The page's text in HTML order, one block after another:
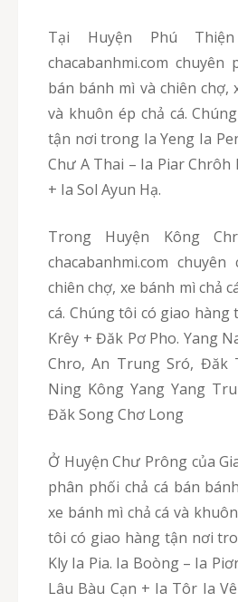
Tại Huyện Phú Thiện của Gia Lai,
chacabanhmi.com chuyên
bán bánh mì và chiên chợ,
và khuôn ép chả cá.
tận nơi trong Ia Yeng Ia
Chư A Thai – Ia Piar Chrôh
+ Ia Sol Ayun Hạ.
Trong Huyện Kông Chro của Gia Lai,
chacabanhmi.com
chiên chợ, xe bánh mì chả
cá. Chúng tôi có giao
Krêy + Đăk Pơ Pho. Yang
Chro, An Trung Sró, Đăk
Ning Kông Yang Yang
Đăk Song Chơ Long
Ở Huyện Chư Prông của Gia Lai, chúng tôi có
phân phối chả cá bán
xe bánh mì chả cá và
tôi có giao hàng tận nơi
Kly Ia Pia. Ia Boòng – Ia
Lâu Bàu Cạn + Ia Tôr Ia